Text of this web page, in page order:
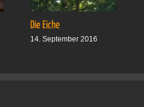
Die Eiche
14. September 2016